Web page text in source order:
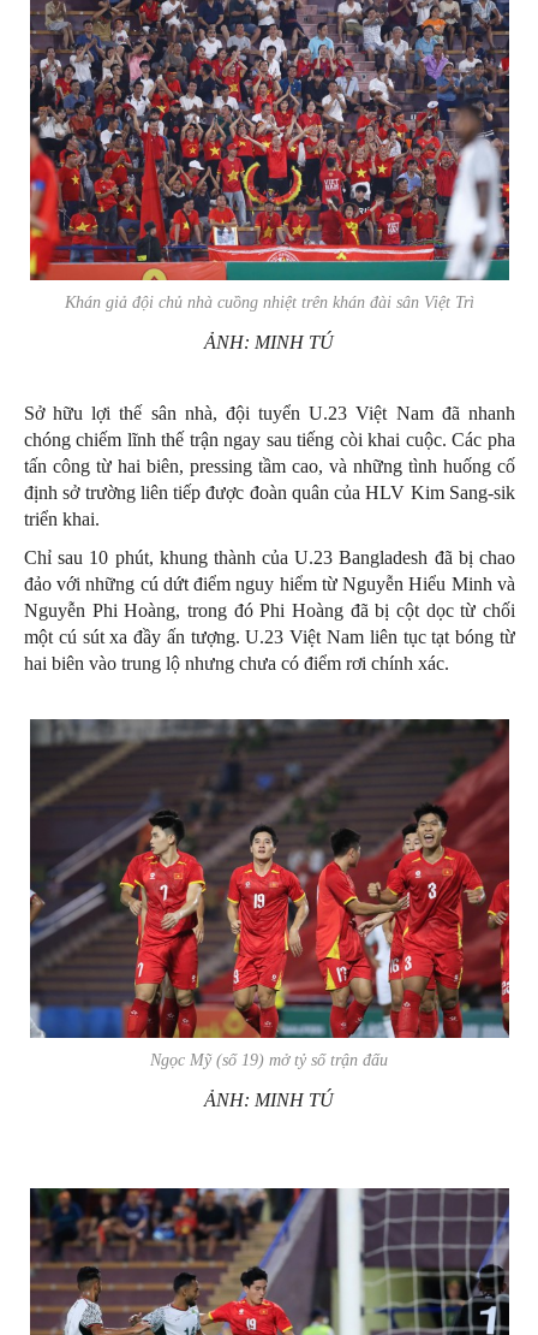
Khán giả đội chủ nhà cuồng nhiệt trên khán đài sân Việt Trì
ẢNH: MINH TÚ
Sở hữu lợi thế sân nhà, đội tuyển U.23 Việt Nam đã nhanh
chóng chiếm lĩnh thế trận ngay sau tiếng còi khai cuộc. Các pha
tấn công từ hai biên, pressing tầm cao, và những tình huống cố
định sở trường liên tiếp được đoàn quân của HLV Kim Sang-sik
triển khai.
Chỉ sau 10 phút, khung thành của U.23 Bangladesh đã bị chao
đảo với những cú dứt điểm nguy hiểm từ Nguyễn Hiểu Minh và
Nguyễn Phi Hoàng, trong đó Phi Hoàng đã bị cột dọc từ chối
một cú sút xa đầy ấn tượng. U.23 Việt Nam liên tục tạt bóng từ
hai biên vào trung lộ nhưng chưa có điểm rơi chính xác.
Ngọc Mỹ (số 19) mở tỷ số trận đấu
ẢNH: MINH TÚ